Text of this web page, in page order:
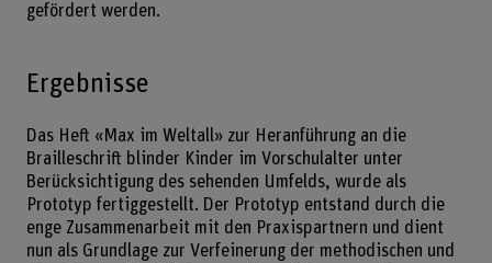
gefördert werden.
Ergebnisse
Das Heft «Max im Weltall» zur Heranführung an die
Brailleschrift blinder Kinder im Vorschulalter unter
Berücksichtigung des sehenden Umfelds, wurde als
Prototyp fertiggestellt. Der Prototyp entstand durch die
enge Zusammenarbeit mit den Praxispartnern und dient
nun als Grundlage zur Verfeinerung der methodischen und